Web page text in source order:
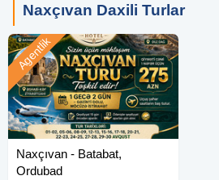
Naxçıvan Daxili Turlar
Naxçıvan - Batabat,
Ordubad
Agentlik